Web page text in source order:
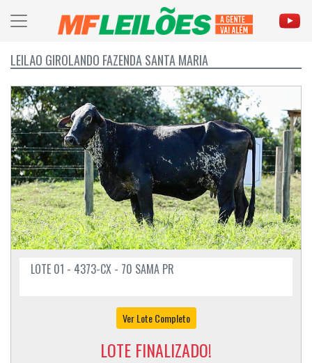
LEILÃO GIROLANDO FAZENDA SANTA MARIA
LOTE 01 - 4373-CX - 70 SAMA PR
Ver Lote Completo
LOTE FINALIZADO!